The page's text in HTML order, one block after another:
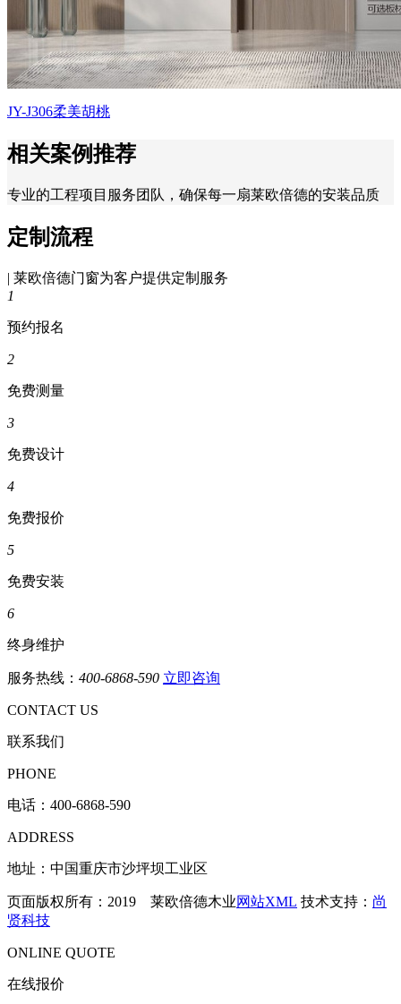
JY-J306柔美胡桃
相关案例推荐
专业的工程项目服务团队，确保每一扇莱欧倍德的安装品质
定制流程
| 莱欧倍德门窗为客户提供定制服务
1
预约报名
2
免费测量
3
免费设计
4
免费报价
5
免费安装
6
终身维护
服务热线： 400-6868-590 立即咨询
CONTACT US
联系我们
PHONE
电话： 400-6868-590
ADDRESS
地址：中国重庆市沙坪坝工业区
页面版权所有：2019 莱欧倍德木业网站XML 技术支持： 尚
贤科技
ONLINE QUOTE
在线报价